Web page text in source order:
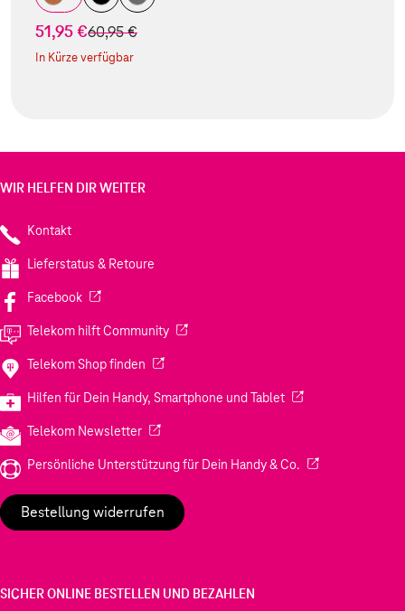
51,95 €statt
60,95 €
In Kürze verfügbar
WIR HELFEN DIR WEITER
Kontakt
Lieferstatus & Retoure
Facebook(Wird in einem neuen Tab geöffnet)
Telekom hilft Community(Wird in einem neuen Tab geöffnet)
Telekom Shop finden (Wird in einem neuen Tab geöffnet)
Hilfen für Dein Handy, Smartphone und Tablet(Wird in einem
Telekom Newsletter(Wird in einem neuen Tab geöffnet)
Persönliche Unterstützung für Dein Handy & Co. (Wird in einem
Bestellung widerrufen
SICHER ONLINE BESTELLEN UND BEZAHLEN